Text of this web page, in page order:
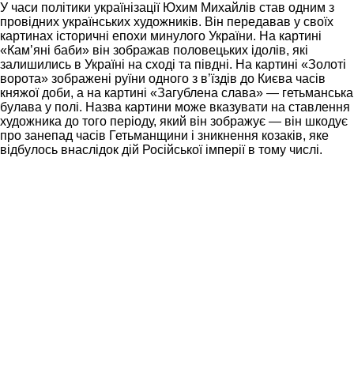
У часи політики українізації Юхим Михайлів став одним з
провідних українських художників. Він передавав у своїх
картинах історичні епохи минулого України. На картині
«Кам’яні баби» він зображав половецьких ідолів, які
залишились в Україні на сході та півдні. На картині «Золоті
ворота» зображені руїни одного з в’їздів до Києва часів
княжої доби, а на картині «Загублена слава» — гетьманська
булава у полі. Назва картини може вказувати на ставлення
художника до того періоду, який він зображує — він шкодує
про занепад часів Гетьманщини і зникнення козаків, яке
відбулось внаслідок дій Російської імперії в тому числі.